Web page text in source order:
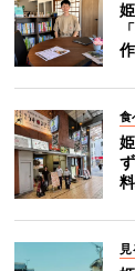
食